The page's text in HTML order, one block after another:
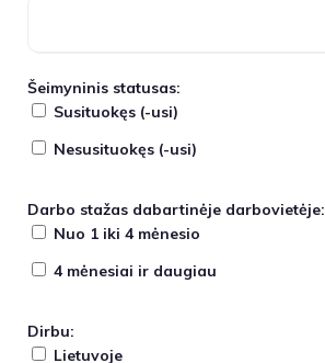
Šeimyninis statusas:
Susituokęs (-usi)
Nesusituokęs (-usi)
Darbo stažas dabartinėje darbovietėje:
Nuo 1 iki 4 mėnesio
4 mėnesiai ir daugiau
Dirbu:
Lietuvoje